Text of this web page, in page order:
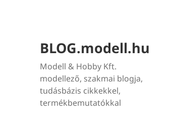
BLOG.modell.hu
Modell & Hobby Kft.
modellező, szakmai blogja,
tudásbázis cikkekkel,
termékbemutatókkal